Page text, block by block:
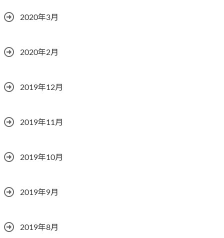
2020年3月
2020年2月
2019年12月
2019年11月
2019年10月
2019年9月
2019年8月